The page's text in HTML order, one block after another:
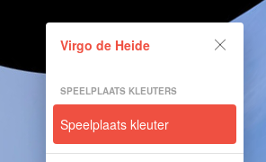
Virgo de Heide
SPEELPLAATS KLEUTERS
Speelplaats kleuter
best Virtual Tour Software